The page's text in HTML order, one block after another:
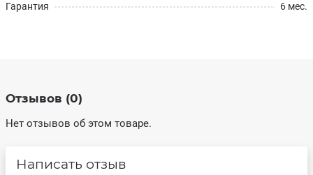
Гарантия
6 мес.
Отзывов (0)
Нет отзывов об этом товаре.
Написать отзыв